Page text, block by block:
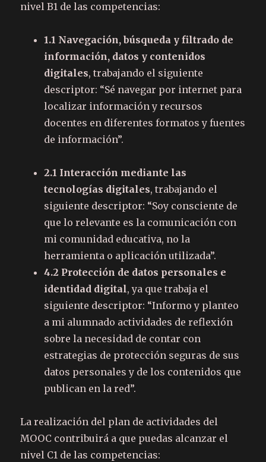
nivel B1 de las competencias:
1.1 Navegación, búsqueda y filtrado de
información, datos y contenidos
digitales, trabajando el siguiente
descriptor: “Sé navegar por internet para
localizar información y recursos
docentes en diferentes formatos y fuentes
de información”.
2.1 Interacción mediante las
tecnologías digitales, trabajando el
siguiente descriptor: “Soy consciente de
que lo relevante es la comunicación con
mi comunidad educativa, no la
herramienta o aplicación utilizada”.
4.2 Protección de datos personales e
identidad digital, ya que trabaja el
siguiente descriptor: “Informo y planteo
a mi alumnado actividades de reflexión
sobre la necesidad de contar con
estrategias de protección seguras de sus
datos personales y de los contenidos que
publican en la red”.
La realización del plan de actividades del
MOOC contribuirá a que puedas alcanzar el
nivel C1 de las competencias: